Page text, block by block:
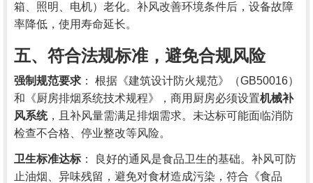
箱、照明、电机）老化。补风改善环境条件后，设备故障
率降低，使用寿命延长。
五、符合法规标准，避免合规风险
强制规范要求 ： 根据《建筑设计防火规范》（GB50016）
和《厨房排烟系统技术规程》，商用厨房必须设置机械补
风系统，且补风量需满足排烟需求。未达标可能面临消防
检查不合格、停业整改等风险。
卫生标准达标： 良好的通风是食品卫生的基础。补风可防
止油烟、异味残留，避免对食材造成污染，符合《食品